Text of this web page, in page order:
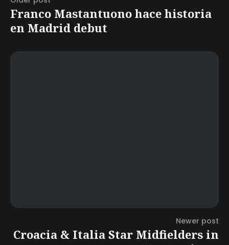
Franco Mastantuono hace historia
en Madrid debut
Newer post
Croacia & Italia Star Midfielders in